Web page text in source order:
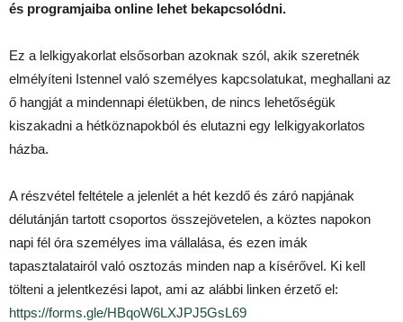
és programjaiba online lehet bekapcsolódni.
Ez a lelkigyakorlat elsősorban azoknak szól, akik szeretnék
elmélyíteni Istennel való személyes kapcsolatukat, meghallani az
ő hangját a mindennapi életükben, de nincs lehetőségük
kiszakadni a hétköznapokból és elutazni egy lelkigyakorlatos
házba.
A részvétel feltétele a jelenlét a hét kezdő és záró napjának
délutánján tartott csoportos összejövetelen, a köztes napokon
napi fél óra személyes ima vállalása, és ezen imák
tapasztalatairól való osztozás minden nap a kísérővel. Ki kell
tölteni a jelentkezési lapot, ami az alábbi linken érzető el:
https://forms.gle/HBqoW6LXJPJ5GsL69